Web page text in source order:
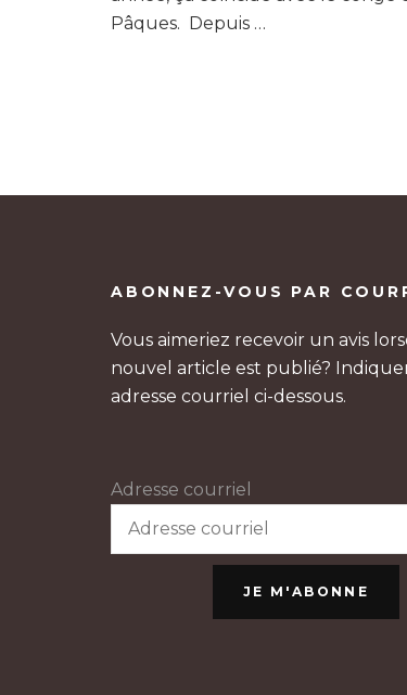
Pâques. Depuis …
ABONNEZ-VOUS PAR
Vous aimeriez recevoir un avis
nouvel article est publié?
adresse courriel ci-dessous.
Adresse courriel
JE M'ABONNE